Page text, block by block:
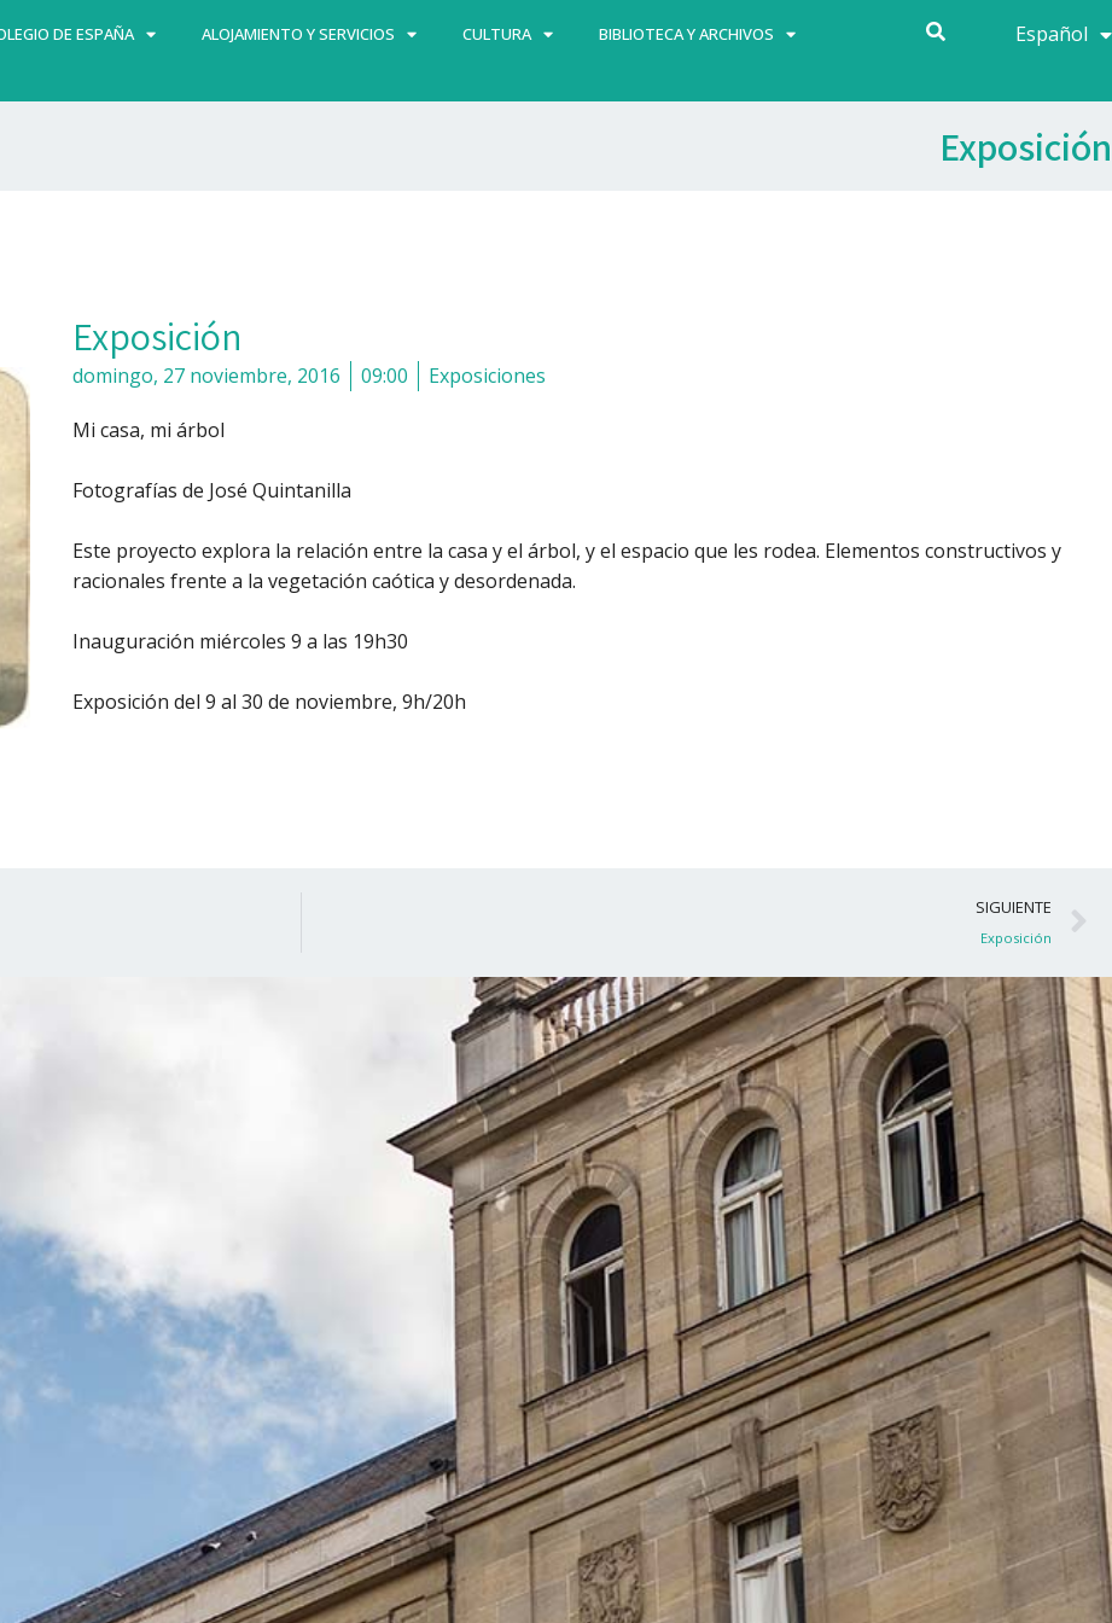
DE ESPAÑA ALOJAMIENTO Y SERVICIOS CULTURA BIBLIOTECA Y ARCHIVOS Español
Français
Exposición
Exposición
domingo, 27 noviembre, 2016 09:00 Exposiciones
Mi casa, mi árbol
Fotografías de José Quintanilla
Este proyecto explora la relación entre la casa y el árbol, y el espacio que les rodea. Elementos constructivos y
racionales frente a la vegetación caótica y desordenada.
Inauguración miércoles 9 a las 19h30
Exposición del 9 al 30 de noviembre, 9h/20h
SIGUIENTE
Exposición